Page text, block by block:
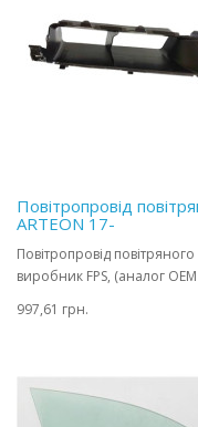
Повітропровід
ARTEON 17-
Повітропровід
виробник FPS, (аналог
997,61 грн.